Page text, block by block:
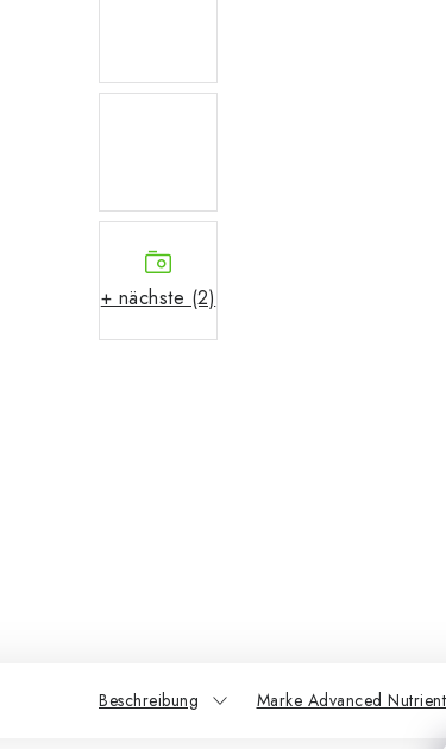
+ nächste (2)
Beschreibung Marke Advanced